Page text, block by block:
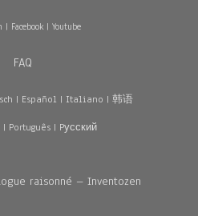
| Facebook| Youtube
FAQ
| Español | Italiano | 韩语
| Português| Pусский
raisonné – Inventozen